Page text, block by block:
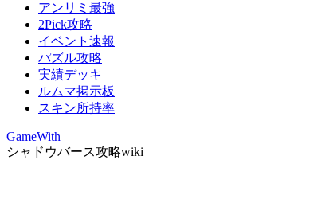
アンリミ最強
2Pick攻略
イベント速報
パズル攻略
実績デッキ
ルムマ掲示板
スキン所持率
GameWith
シャドウバース攻略wiki